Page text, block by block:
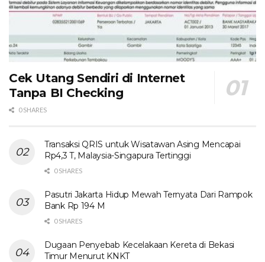
Cek Utang Sendiri di Internet
Tanpa BI Checking
0 SHARES
Transaksi QRIS untuk Wisatawan Asing Mencapai
Rp4,3 T, Malaysia-Singapura Tertinggi
0 SHARES
Pasutri Jakarta Hidup Mewah Ternyata Dari Rampok
Bank Rp 194 M
0 SHARES
Dugaan Penyebab Kecelakaan Kereta di Bekasi
Timur Menurut KNKT